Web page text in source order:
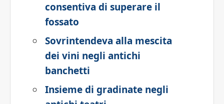
consentiva di superare il
fossato
Sovrintendeva alla mescita
dei vini negli antichi
banchetti
Insieme di gradinate negli